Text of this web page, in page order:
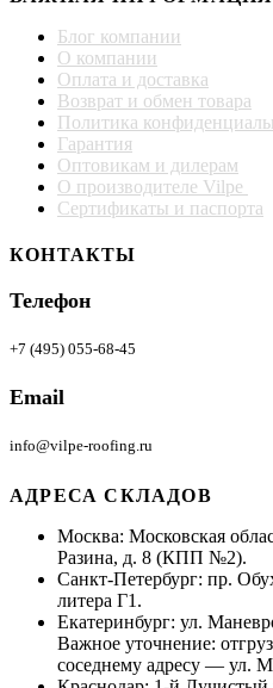
Блог компании
О компании
Оплата и доставка
Возврат и обмен товара
Политика
Гарантия
Оптовикам и дилерам
О производителе Vilpe
Сертификаты и паспорта
КОНТАКТЫ
Телефон
+7 (495) 055-68-45
Email
info@vilpe-roofing.ru
АДРЕСА СКЛАДОВ
Москва: Московская
Разина, д. 8 (КПП №2).
Санкт-Петербург: пр.
литера Г1.
Екатеринбург: ул.
Важное уточнение:
соседнему адресу — ул.